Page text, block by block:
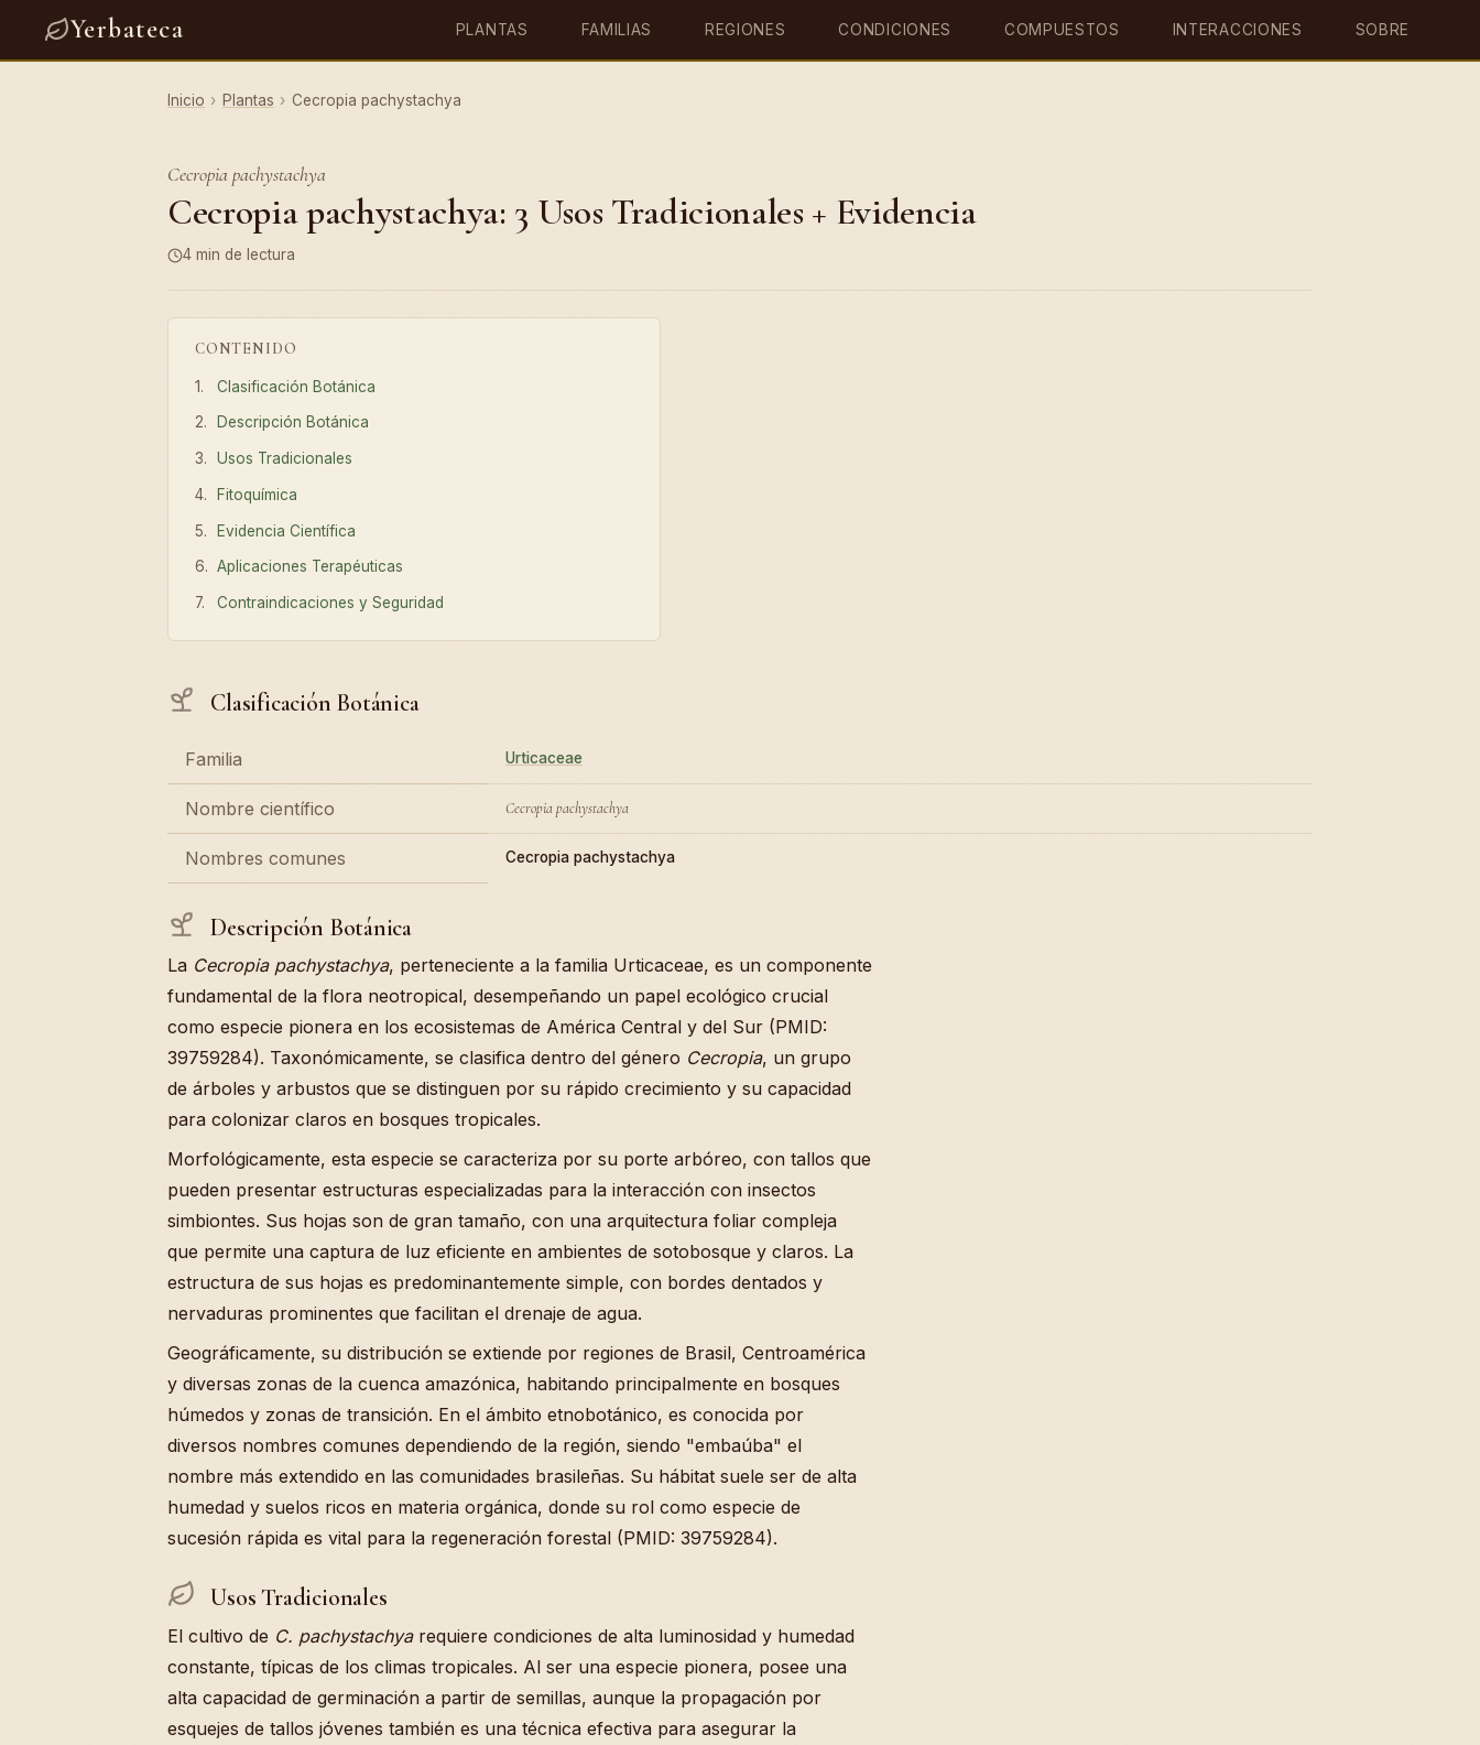
Yerbateca PLANTAS FAMILIAS REGIONES CONDICIONES COMPUESTOS INTERACCIONES SOBRE
Inicio › Plantas › Cecropia pachystachya
Cecropia pachystachya
Cecropia pachystachya: 3 Usos Tradicionales + Evidencia
4 min de lectura
CONTENIDO
Clasificación Botánica
Descripción Botánica
Usos Tradicionales
Fitoquímica
Evidencia Científica
Aplicaciones Terapéuticas
Contraindicaciones y Seguridad
Clasificación Botánica
Familia Urticaceae
Nombre científico Cecropia pachystachya
Nombres comunes Cecropia pachystachya
Descripción Botánica
La Cecropia pachystachya, perteneciente a la familia Urticaceae, es un componente
fundamental de la flora neotropical, desempeñando un papel ecológico crucial
como especie pionera en los ecosistemas de América Central y del Sur (PMID:
39759284). Taxonómicamente, se clasifica dentro del género Cecropia, un grupo
de árboles y arbustos que se distinguen por su rápido crecimiento y su capacidad
para colonizar claros en bosques tropicales.
Morfológicamente, esta especie se caracteriza por su porte arbóreo, con tallos que
pueden presentar estructuras especializadas para la interacción con insectos
simbiontes. Sus hojas son de gran tamaño, con una arquitectura foliar compleja
que permite una captura de luz eficiente en ambientes de sotobosque y claros. La
estructura de sus hojas es predominantemente simple, con bordes dentados y
nervaduras prominentes que facilitan el drenaje de agua.
Geográficamente, su distribución se extiende por regiones de Brasil, Centroamérica
y diversas zonas de la cuenca amazónica, habitando principalmente en bosques
húmedos y zonas de transición. En el ámbito etnobotánico, es conocida por
diversos nombres comunes dependiendo de la región, siendo "embaúba" el
nombre más extendido en las comunidades brasileñas. Su hábitat suele ser de alta
humedad y suelos ricos en materia orgánica, donde su rol como especie de
sucesión rápida es vital para la regeneración forestal (PMID: 39759284).
Usos Tradicionales
El cultivo de C. pachystachyarequiere condiciones de alta luminosidad y humedad
constante, típicas de los climas tropicales. Al ser una especie pionera, posee una
alta capacidad de germinación a partir de semillas, aunque la propagación por
esquejes de tallos jóvenes también es una técnica efectiva para asegurar la